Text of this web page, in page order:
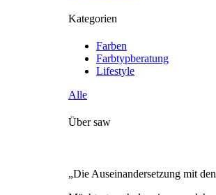
Kategorien
Farben
Farbtypberatung
Lifestyle
Alle
Über saw
„Die Auseinandersetzung mit